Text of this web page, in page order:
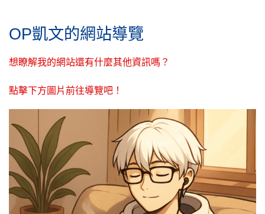
OP凱文的網站導覽
想瞭解我的網站還有什麼其他資訊嗎？
點擊下方圖片前往導覽吧！